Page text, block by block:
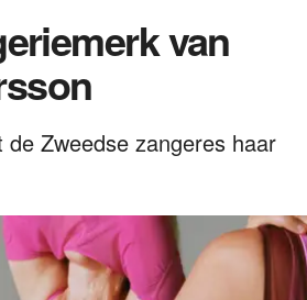
van
de Zweedse zangeres haar